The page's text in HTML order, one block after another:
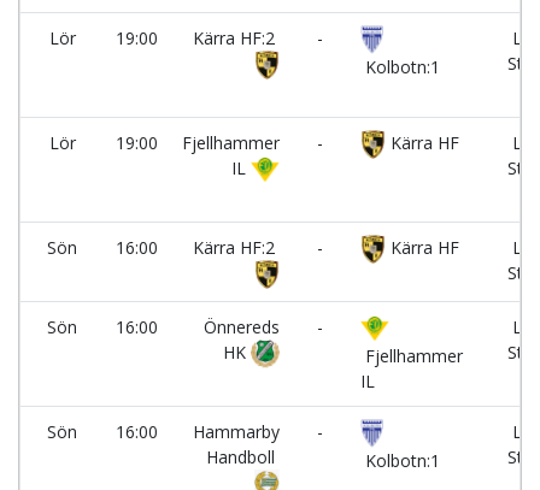
Lör 19:00 Kärra HF:2
-
Kolbotn:1
Lör 19:00
Fjellhammer
IL
- Kärra HF
Sön 16:00 Kärra HF:2 - Kärra HF
Sön 16:00
Önnereds
HK
-
Fjellhammer
IL
Sön 16:00
Hammarby
Handboll
-
Kolbotn:1